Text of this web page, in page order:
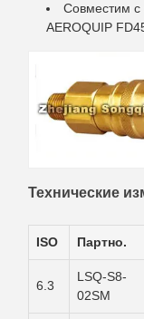
Совместим с
AEROQUIP
Технические
ISO Партнo.
6.3
LSQ-S8-
02SM